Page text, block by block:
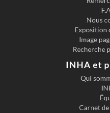
Nous
Exposition
Image
Recherche
INHA et
Qui
Carnet